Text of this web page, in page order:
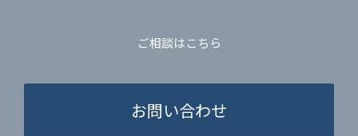
ご相談はこちら
お問い合わせ